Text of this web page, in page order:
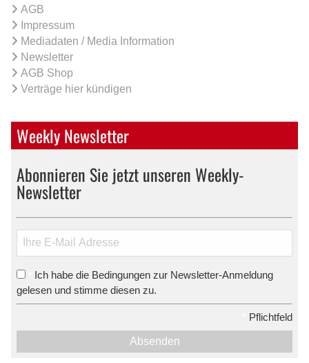
AGB
Impressum
Mediadaten / Media Information
Newsletter
AGB Shop
Verträge hier kündigen
Weekly Newsletter
Abonnieren Sie jetzt unseren Weekly-
Newsletter
Ich habe die Bedingungen zur Newsletter-Anmeldung
gelesen und stimme diesen zu.
Pflichtfeld
Absenden